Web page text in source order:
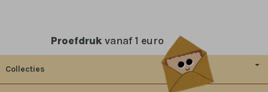
Proefdruk vanaf 1 euro
Collecties